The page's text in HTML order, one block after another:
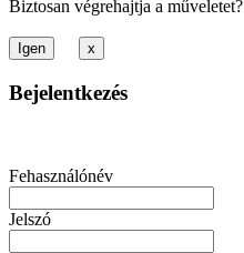
Biztosan végrehajtja a műveletet?
x
Bejelentkezés
Fehasználónév
Jelszó